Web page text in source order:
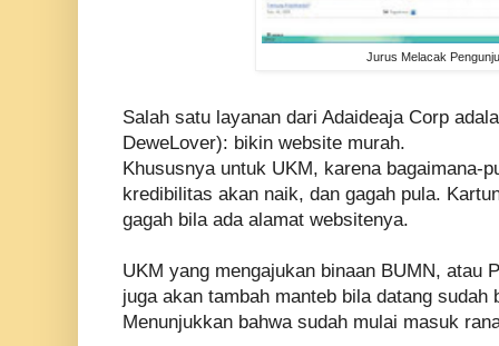
Jurus Melacak
Salah satu layanan dari Adaideaja Corp
DeweLover): bikin website murah.
Khususnya untuk UKM, karena bagaimana-
kredibilitas akan naik, dan gagah pula.
gagah bila ada alamat websitenya.
UKM yang mengajukan binaan BUMN, atau
juga akan tambah manteb bila datang
Menunjukkan bahwa sudah mulai masuk